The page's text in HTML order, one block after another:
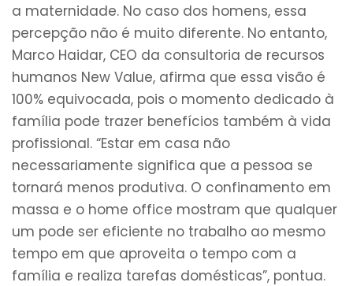
a maternidade. No caso dos homens, essa
percepção não é muito diferente. No entanto,
Marco Haidar, CEO da consultoria de recursos
humanos New Value, afirma que essa visão é
100% equivocada, pois o momento dedicado à
família pode trazer benefícios também à vida
profissional. “Estar em casa não
necessariamente significa que a pessoa se
tornará menos produtiva. O confinamento em
massa e o home office mostram que qualquer
um pode ser eficiente no trabalho ao mesmo
tempo em que aproveita o tempo com a
família e realiza tarefas domésticas”, pontua.